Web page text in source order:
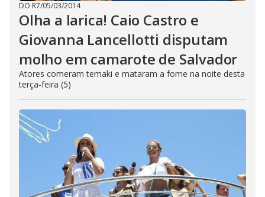
DO R7/05/03/2014
Olha a larica! Caio Castro e
Giovanna Lancellotti disputam
molho em camarote de Salvador
Atores comeram temaki e mataram a fome na noite desta
terça-feira (5)